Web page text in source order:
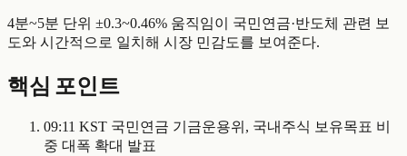
4분~5분 단위 ±0.3~0.46% 움직임이 국민연금·반도체 관련 보
도와 시간적으로 일치해 시장 민감도를 보여준다.
핵심 포인트
09:11 KST 국민연금 기금운용위, 국내주식 보유목표 비
중 대폭 확대 발표